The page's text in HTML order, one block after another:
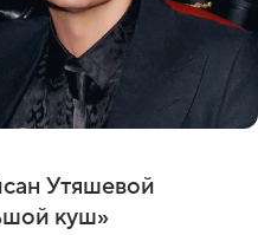
Утяшевой
куш»